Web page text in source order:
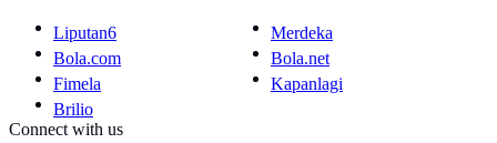
Liputan6
Merdeka
Bola.com
Bola.net
Fimela
Kapanlagi
Brilio
Connect with us